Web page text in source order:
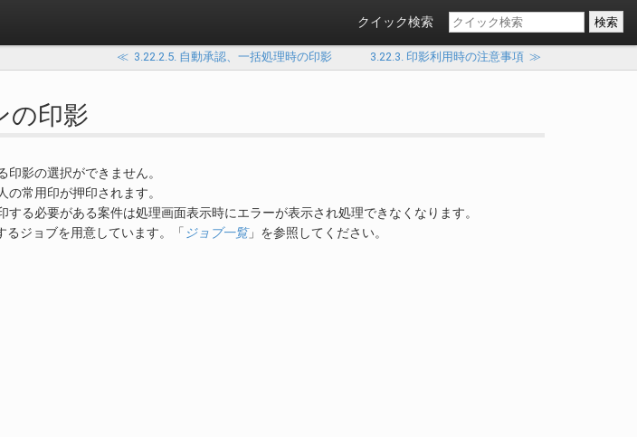
クイック検索
≪ 3.22.2.5. 自動承認、一括処理時の印影 3.22.3. 印影利用時の注意事項≫
の印影
影の選択ができません。
常用印が押印されます。
る必要がある案件は処理画面表示時にエラーが表示され処理できなくなります。
るジョブを用意しています。「 ジョブ一覧」を参照してください。